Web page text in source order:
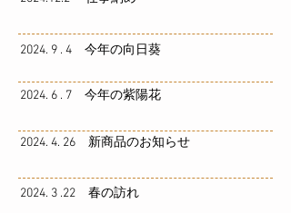
2024. 9 . 4 今年の向日葵
2024. 6 . 7 今年の紫陽花
2024. 4. 26 新商品のお知らせ
2024. 3 .22 春の訪れ